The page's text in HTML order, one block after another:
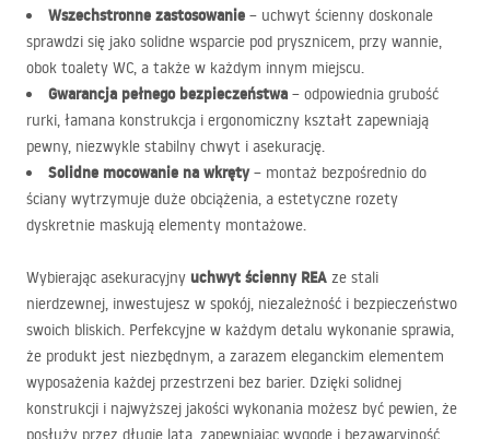
Wszechstronne zastosowanie – uchwyt ścienny doskonale
sprawdzi się jako solidne wsparcie pod prysznicem, przy wannie,
obok toalety WC, a także w każdym innym miejscu.
Gwarancja pełnego bezpieczeństwa – odpowiednia grubość
rurki, łamana konstrukcja i ergonomiczny kształt zapewniają
pewny, niezwykle stabilny chwyt i asekurację.
Solidne mocowanie na wkręty– montaż bezpośrednio do
ściany wytrzymuje duże obciążenia, a estetyczne rozety
dyskretnie maskują elementy montażowe.
Wybierając asekuracyjny uchwyt ścienny REA ze stali
nierdzewnej, inwestujesz w spokój, niezależność i bezpieczeństwo
swoich bliskich. Perfekcyjne w każdym detalu wykonanie sprawia,
że produkt jest niezbędnym, a zarazem eleganckim elementem
wyposażenia każdej przestrzeni bez barier. Dzięki solidnej
konstrukcji i najwyższej jakości wykonania możesz być pewien, że
posłuży przez długie lata, zapewniając wygodę i bezawaryjność